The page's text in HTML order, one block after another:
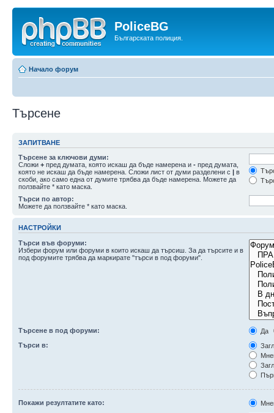
PoliceBG
Българската полиция.
Начало форум
Търсене
ЗАПИТВАНЕ
Търсене за ключови думи:
Сложи + пред думата, която искаш да бъде намерена и - пред думата,
която не искаш да бъде намерена. Сложи лист от думи разделени с | в
скоби, ако само една от думите трябва да бъде намерена. Можете да
ползвайте * като маска.
Търси по автор:
Можете да ползвайте * като маска.
НАСТРОЙКИ
Търси във форуми:
Избери форум или форуми в които искаш да търсиш. За да търсите и в
под форумите трябва да маркирате "търси в под форуми".
Търсене в под форуми:
Да
Търси в:
Покажи резултатите като: